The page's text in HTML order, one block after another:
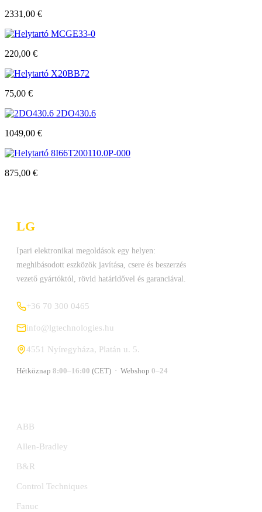
2331,00 €
MCGE33-0
220,00 €
X20BB72
75,00 €
2DO430.6
1049,00 €
8I66T200110.0P-000
875,00 €
LGTechnologies Kft.
Ipari elektronikai megoldások egy helyen:
meghibásodott eszközök javítása, csere és beszerzés
vezető gyártóktól, rövid határidővel és garanciával.
+36 70 300 0465
info@lgtechnologies.hu
4551 Nyíregyháza, Platán u. 5.
Hétköznap 8:00–16:00 (CET) · Webshop 0–24
ABB
Allen-Bradley
B&R
Control Techniques
Fanuc